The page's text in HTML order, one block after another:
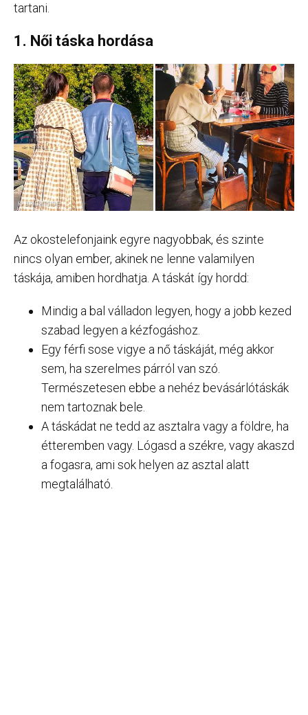
tartani.
1. Női táska hordása
Az okostelefonjaink egyre nagyobbak, és szinte
nincs olyan ember, akinek ne lenne valamilyen
táskája, amiben hordhatja. A táskát így hordd:
Mindig a bal válladon legyen, hogy a jobb kezed
szabad legyen a kézfogáshoz.
Egy férfi sose vigye a nő táskáját, még akkor
sem, ha szerelmes párról van szó.
Természetesen ebbe a nehéz bevásárlótáskák
nem tartoznak bele.
A táskádat ne tedd az asztalra vagy a földre, ha
étteremben vagy. Lógasd a székre, vagy akaszd
a fogasra, ami sok helyen az asztal alatt
megtalálható.